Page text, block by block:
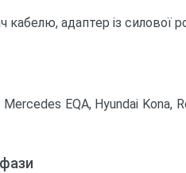
кабелю, адаптер із силової
EQA, Hyundai